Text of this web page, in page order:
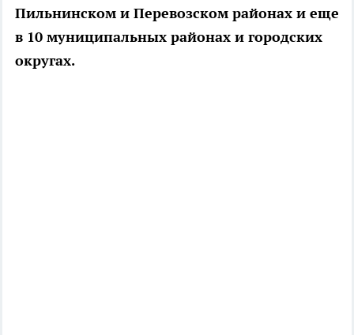
Пильнинском и Перевозском районах и еще
в 10 муниципальных районах и городских
округах.